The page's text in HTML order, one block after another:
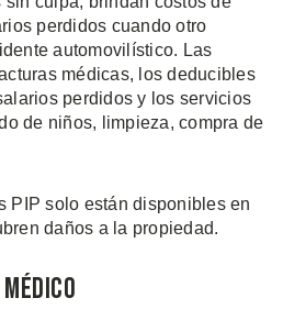
perdidos cuando otro
automovilístico. Las
médicas, los deducibles
perdidos y los servicios
de niños, limpieza, compra de
PIP solo están disponibles en
daños a la propiedad.